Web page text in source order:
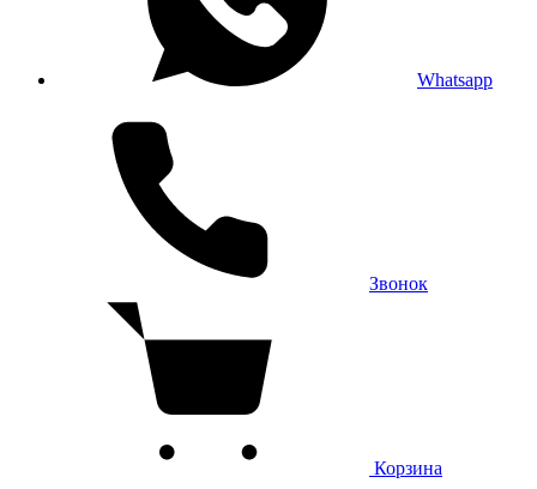
Whatsapp
Звонок
Корзина